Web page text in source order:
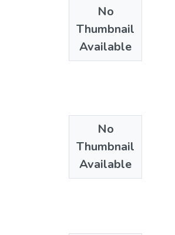
No
Thumbnail
Available
No
Thumbnail
Available